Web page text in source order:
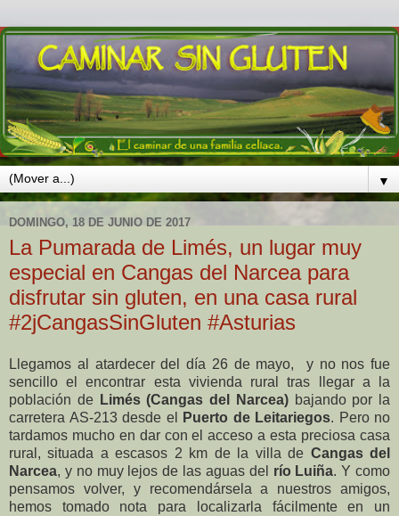
▼
DOMINGO, 18 DE JUNIO DE 2017
La Pumarada de Limés, un lugar muy
especial en Cangas del Narcea para
disfrutar sin gluten, en una casa rural
#2jCangasSinGluten #Asturias
Llegamos al atardecer del día 26 de mayo, y no nos fue
sencillo el encontrar esta vivienda rural tras llegar a la
población de Limés (Cangas del Narcea)bajando por la
carretera AS-213 desde el
Puerto de Leitariegos. Pero no
tardamos mucho en dar con el acceso a esta preciosa casa
rural, situada a escasos 2 km de la villa de Cangas del
Narcea, y no muy lejos de las aguas del río Luiña. Y como
pensamos volver, y recomendársela a nuestros amigos,
hemos tomado nota para localizarla fácilmente en un